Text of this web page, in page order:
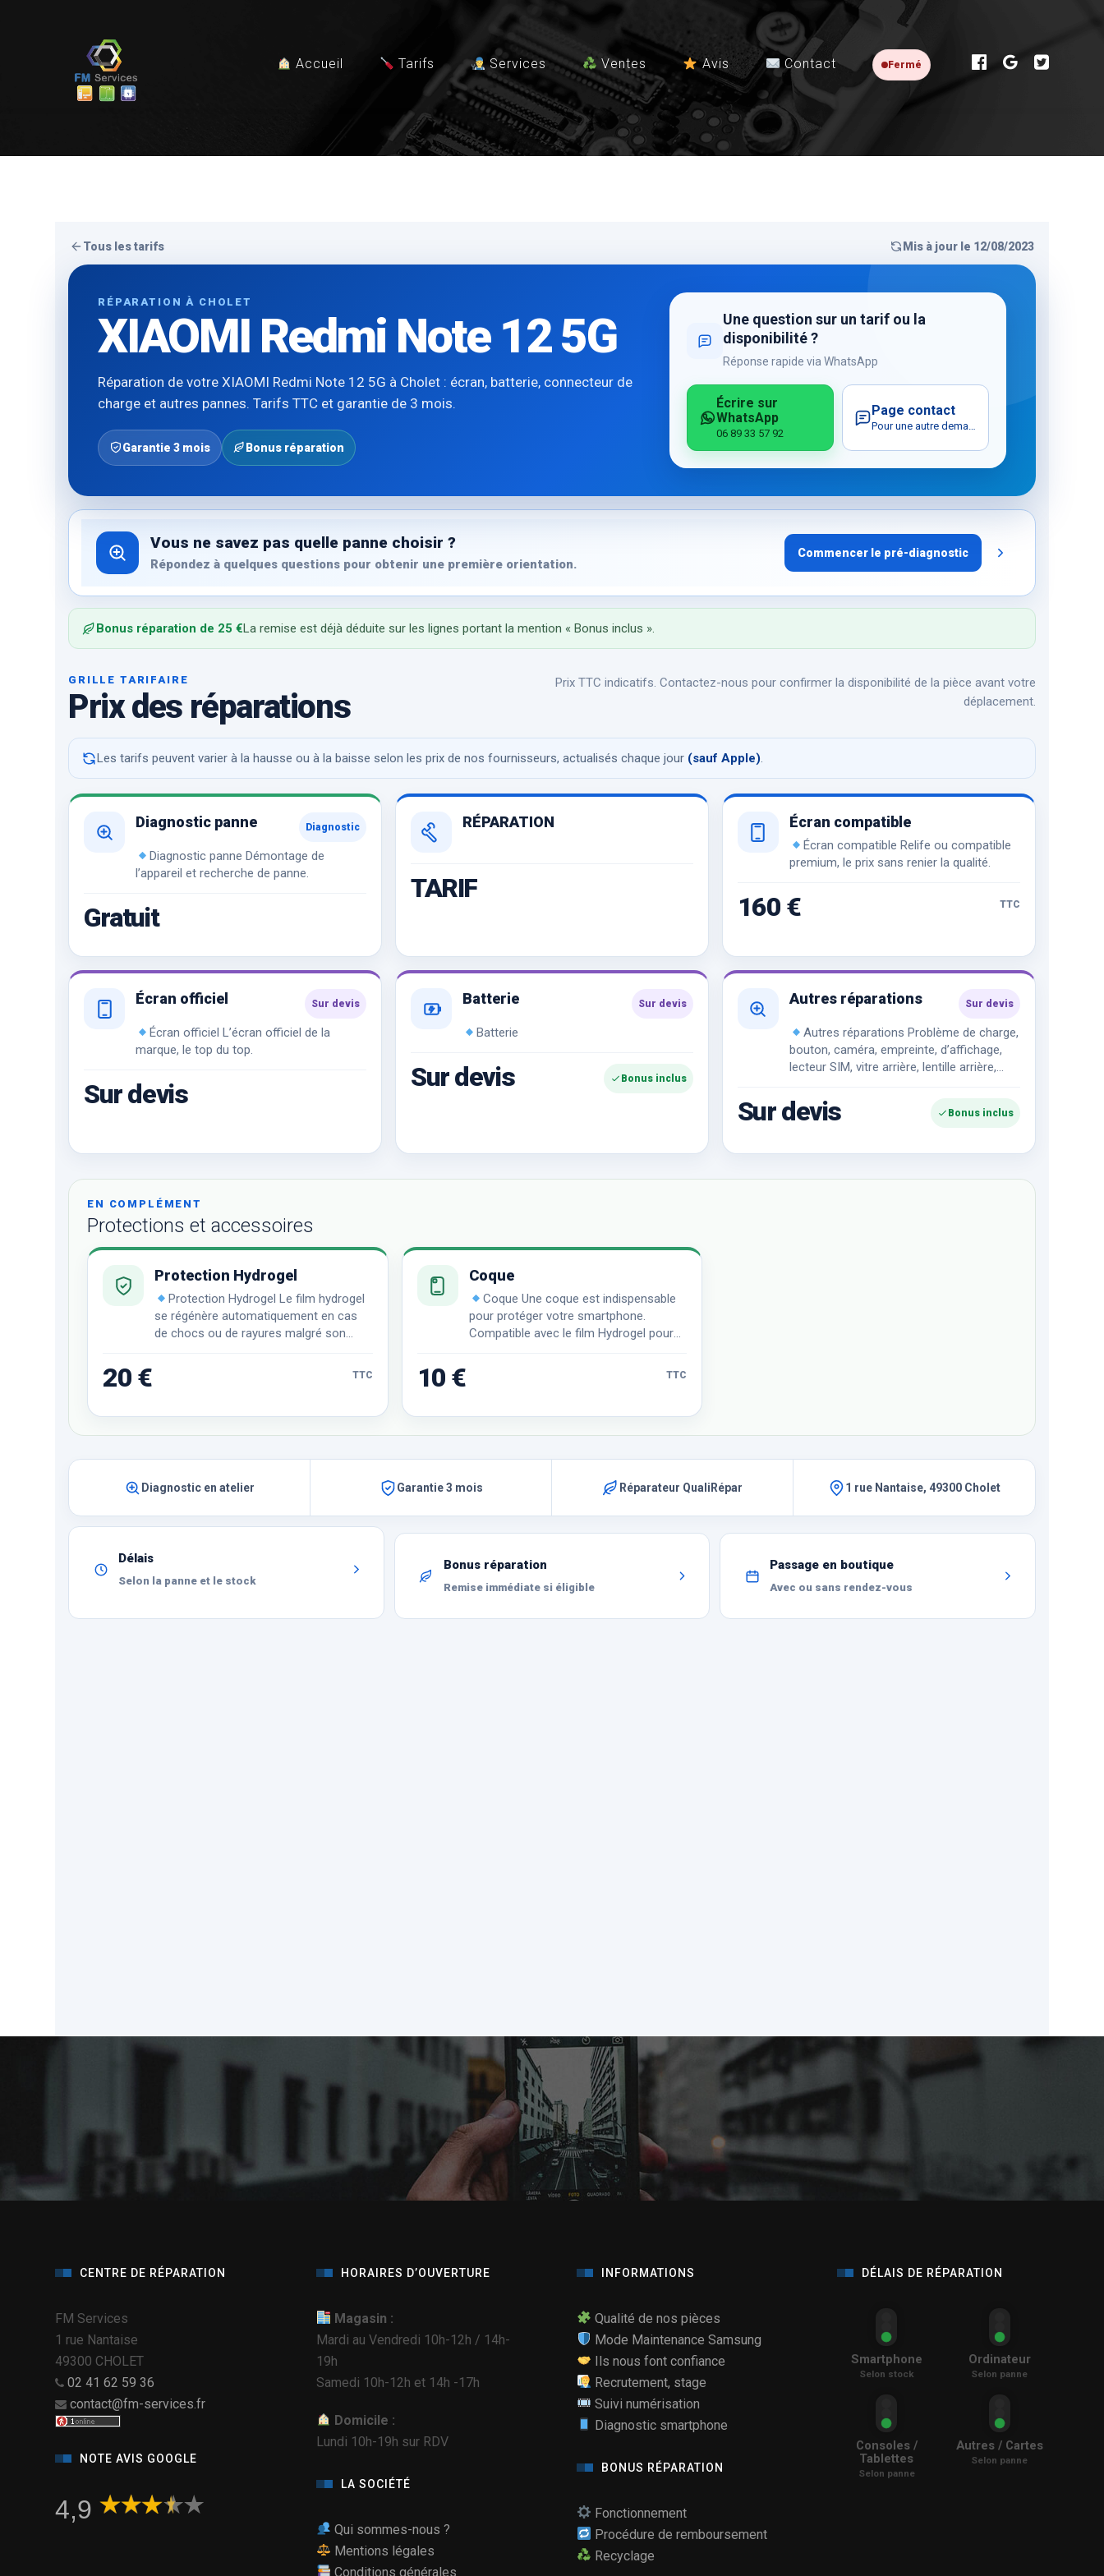
Accueil Tarifs Services Ventes Avis Contact Fermé
Tous les tarifs Mis à jour le 12/08/2023
RÉPARATION À CHOLET
XIAOMI Redmi Note 12 5G
Réparation de votre XIAOMI Redmi Note 12 5G à Cholet : écran, batterie, connecteur de
charge et autres pannes. Tarifs TTC et garantie de 3 mois.
Garantie 3 mois Bonus réparation
Une question sur un tarif ou la
disponibilité ?
Réponse rapide via WhatsApp
Écrire sur
WhatsApp
06 89 33 57 92
Page contact
Pour une autre demande
Vous ne savez pas quelle panne choisir ?
Répondez à quelques questions pour obtenir une première orientation.
Commencer le pré-diagnostic
Bonus réparation de 25 €La remise est déjà déduite sur les lignes portant la mention « Bonus inclus ».
GRILLE TARIFAIRE
Prix des réparations
Prix TTC indicatifs. Contactez-nous pour confirmer la disponibilité de la pièce avant votre
déplacement.
Les tarifs peuvent varier à la hausse ou à la baisse selon les prix de nos fournisseurs, actualisés chaque jour (sauf Apple).
Diagnostic panne Diagnostic
Diagnostic panne Démontage de
l’appareil et recherche de panne.
Gratuit
RÉPARATION
TARIF
Écran compatible
Écran compatible Relife ou compatible
premium, le prix sans renier la qualité.
160 € TTC
Écran officiel Sur devis
Écran officiel L’écran officiel de la
marque, le top du top.
Sur devis
Batterie Sur devis
Batterie
Sur devis Bonus inclus
Autres réparations Sur devis
Autres réparations Problème de charge,
bouton, caméra, empreinte, d’affichage,
lecteur SIM, vitre arrière, lentille arrière,
Sur devis Bonus inclus
EN COMPLÉMENT
Protections et accessoires
Protection Hydrogel
Protection Hydrogel Le film hydrogel
se régénère automatiquement en cas
de chocs ou de rayures malgré son
20 € TTC
Coque
Coque Une coque est indispensable
pour protéger votre smartphone.
Compatible avec le film Hydrogel pour
10 € TTC
Diagnostic en atelier Garantie 3 mois Réparateur QualiRépar 1 rue Nantaise, 49300 Cholet
Délais
Selon la panne et le stock
Bonus réparation
Remise immédiate si éligible
Passage en boutique
Avec ou sans rendez-vous
CENTRE DE RÉPARATION
FM Services
1 rue Nantaise
49300 CHOLET
02 41 62 59 36
contact@fm-services.fr
NOTE AVIS GOOGLE
4,9
HORAIRES D’OUVERTURE
Magasin :
Mardi au Vendredi 10h-12h / 14h-
19h
Samedi 10h-12h et 14h -17h
Domicile :
Lundi 10h-19h sur RDV
LA SOCIÉTÉ
Qui sommes-nous ?
Mentions légales
Conditions générales
INFORMATIONS
Qualité de nos pièces
Mode Maintenance Samsung
Ils nous font confiance
Recrutement, stage
Suivi numérisation
Diagnostic smartphone
BONUS RÉPARATION
Fonctionnement
Procédure de remboursement
Recyclage
DÉLAIS DE RÉPARATION
Smartphone
Selon stock
Ordinateur
Selon panne
Consoles /
Tablettes
Selon panne
Autres / Cartes
Selon panne